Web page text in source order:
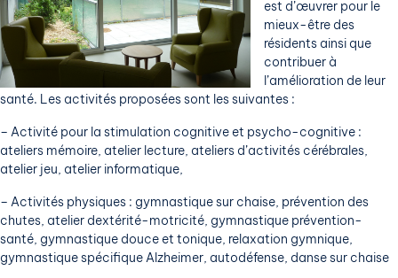
est d’œuvrer pour le
mieux-être des
résidents ainsi que
contribuer à
l’amélioration de leur
santé. Les activités proposées sont les suivantes :
– Activité pour la stimulation cognitive et psycho-cognitive :
ateliers mémoire, atelier lecture, ateliers d’activités cérébrales,
atelier jeu, atelier informatique,
– Activités physiques : gymnastique sur chaise, prévention des
chutes, atelier dextérité-motricité, gymnastique prévention-
santé, gymnastique douce et tonique, relaxation gymnique,
gymnastique spécifique Alzheimer, autodéfense, danse sur chaise